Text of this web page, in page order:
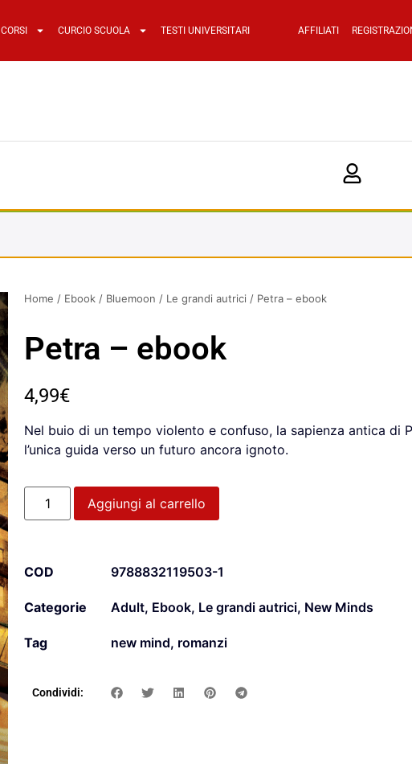
CORSI CURCIO SCUOLA TESTI UNIVERSITARI AFFILIATI
Home / Ebook / Bluemoon / Le grandi autrici / Petra – ebook
Petra – ebook
4,99€
Nel buio di un tempo violento e confuso, la sapienza antica di
l’unica guida verso un futuro ancora ignoto.
Aggiungi al carrello
COD 9788832119503-1
Categorie Adult, Ebook, Le grandi autrici, New Minds
Tag new mind, romanzi
Condividi: